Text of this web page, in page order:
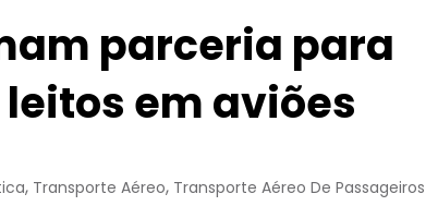
parceria para
em aviões
, Transporte Aéreo, Transporte Aéreo De Passageiros